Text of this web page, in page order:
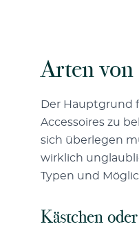
Arten von
Der Hauptgrund
Accessoires zu
sich überlegen
wirklich
Typen und
Kästchen